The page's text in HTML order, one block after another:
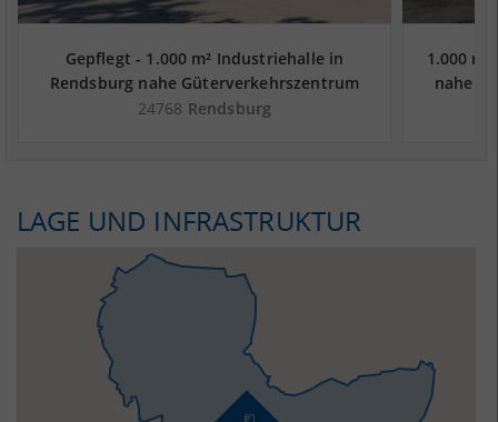
Gepflegt - 1.000 m² Industriehalle in
Rendsburg nahe Güterverkehrszentrum
KombiPort Kiel GmbH - Landkreis
24768 Rendsburg
1.000
nahe
LAGE UND INFRASTRUKTUR